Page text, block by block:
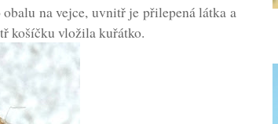
na vejce, uvnitř je přilepená látka a
košíčku vložila kuřátko.